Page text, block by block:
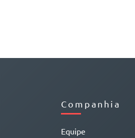
Companhia
Equipe